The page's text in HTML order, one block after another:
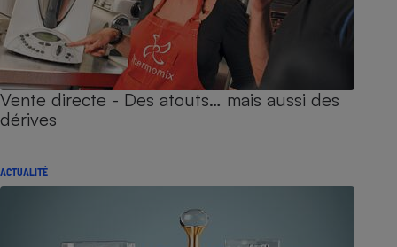
Vente directe - Des atouts… mais aussi des
dérives
ACTUALITÉ